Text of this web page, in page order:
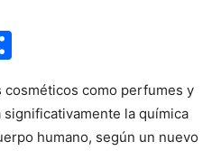
cosméticos como perfumes y
la química
humano, según un nuevo